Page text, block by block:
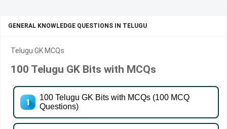
GENERAL KNOWLEDGE QUESTIONS IN TELUGU
Telugu GK MCQs
100 Telugu GK Bits with MCQs
100 Telugu GK Bits with MCQs (100 MCQ
Questions)